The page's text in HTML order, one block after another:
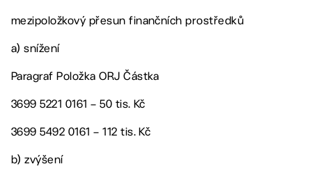
mezipoložkový přesun finančních prostředků
a) snížení
Paragraf Položka ORJ Částka
3699 5221 0161 – 50 tis. Kč
3699 5492 0161 – 112 tis. Kč
b) zvýšení